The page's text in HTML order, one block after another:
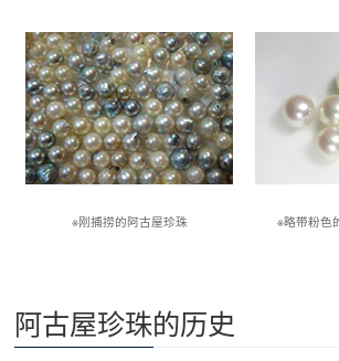
※刚捕捞的阿古屋珍珠 ※略带粉色
阿古屋珍珠的历史